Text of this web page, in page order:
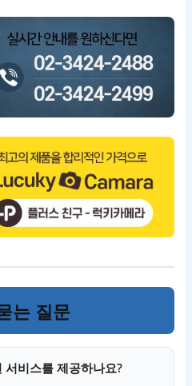
는 질문
서비스를 제공하나요?